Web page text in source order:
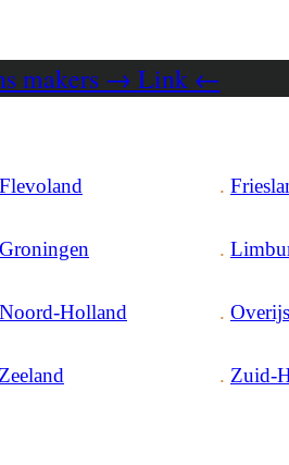
makers → Link ←
Flevoland .
Groningen .
Noord-Holland .
Zeeland . Zuid-